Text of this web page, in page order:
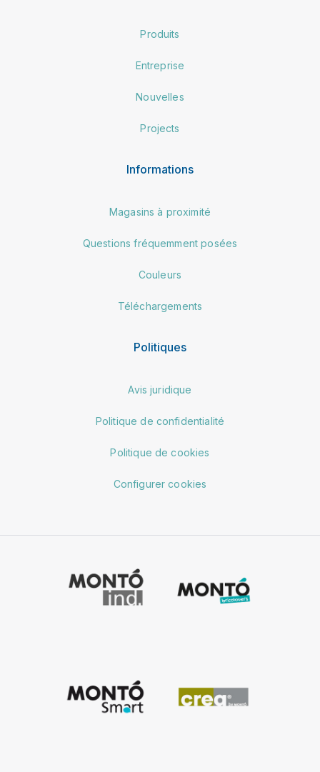
Produits
Entreprise
Nouvelles
Projects
Informations
Magasins à proximité
Questions fréquemment posées
Couleurs
Téléchargements
Politiques
Avis juridique
Politique de confidentialité
Politique de cookies
Configurer cookies